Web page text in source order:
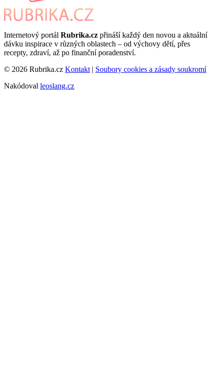
Internetový portál Rubrika.cz přináší každý den novou a aktuální
dávku inspirace v různých oblastech – od výchovy dětí, přes
recepty, zdraví, až po finanční poradenství.
© 2026 Rubrika.cz Kontakt | Soubory cookies a zásady soukromí
Nakódoval leoslang.cz